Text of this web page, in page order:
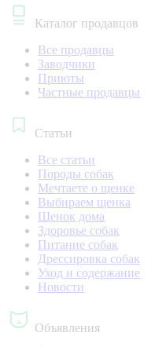
Каталог продавцов
Все продавцы
Заводчики
Приюты
Частные продавцы
Статьи
Все статьи
Породы собак
Мечтаете о щенке
Выбираем щенка
Щенок дома
Здоровье собак
Питание собак
Дрессировка собак
Уход и содержание
Новости
Объявления